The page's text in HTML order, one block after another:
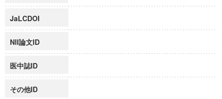
JaLCDOI
NII論文ID
医中誌ID
その他ID